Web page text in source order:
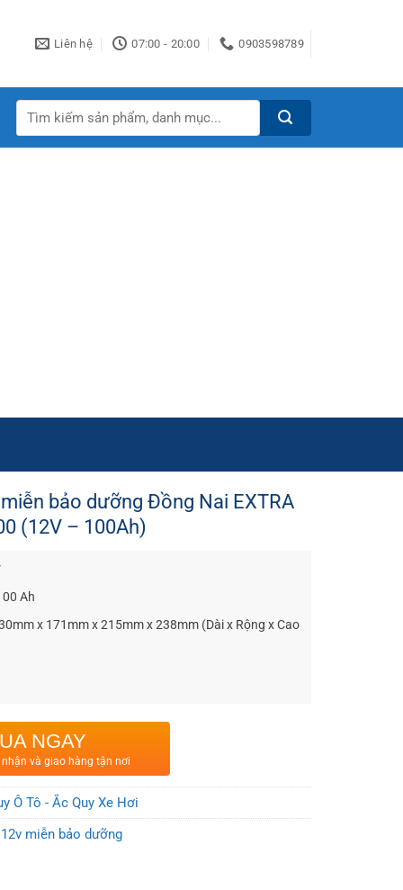
Liên hệ 07:00 - 20:00 0903598789
Tìm
kiếm:
bảo dưỡng Đồng Nai EXTRA
(12V – 100Ah)
Ah
x 171mm x 215mm x 238mm (Dài x Rộng x Cao
NGAY
nhận và giao hàng tận nơi
Ô Tô - Ắc Quy Xe Hơi
miễn bảo dưỡng